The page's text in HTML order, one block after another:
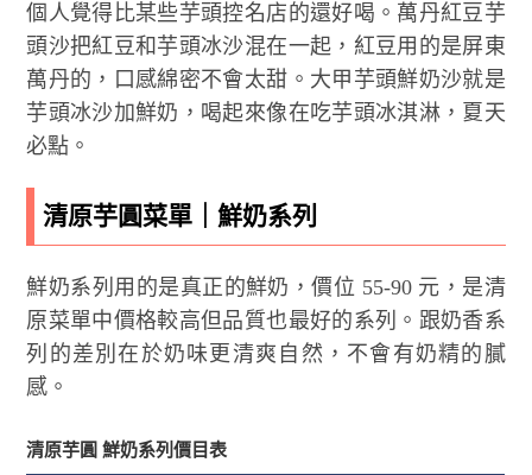
個人覺得比某些芋頭控名店的還好喝。萬丹紅豆芋
頭沙把紅豆和芋頭冰沙混在一起，紅豆用的是屏東
萬丹的，口感綿密不會太甜。大甲芋頭鮮奶沙就是
芋頭冰沙加鮮奶，喝起來像在吃芋頭冰淇淋，夏天
必點。
清原芋圓菜單｜鮮奶系列
鮮奶系列用的是真正的鮮奶，價位 55-90 元，是清
原菜單中價格較高但品質也最好的系列。跟奶香系
列的差別在於奶味更清爽自然，不會有奶精的膩
感。
清原芋圓 鮮奶系列價目表